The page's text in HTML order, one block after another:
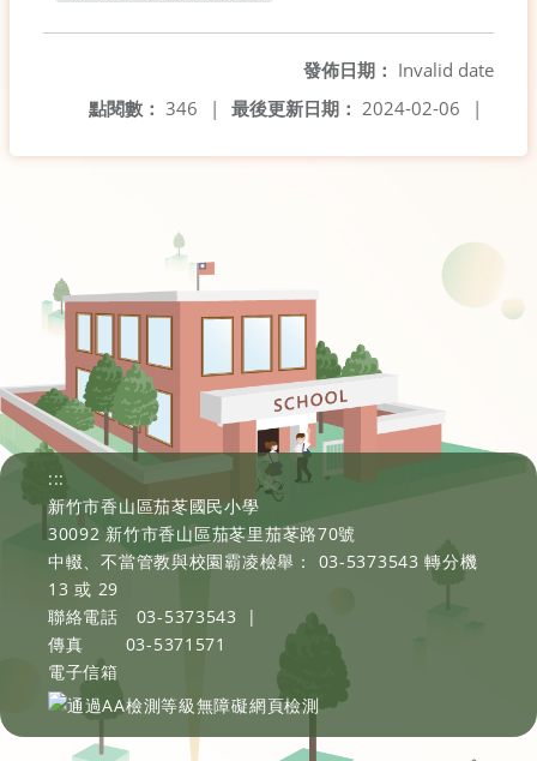
發佈日期： Invalid date
最後更新日期： 2024-02-06 |
點閱數： 346 |
:::
新竹市香山區茄苳國民小學
30092 新竹市香山區茄苳里茄苳路70號
中輟、不當管教與校園霸凌檢舉： 03-5373543 轉分機
13 或 29
聯絡電話
03-5373543
|
傳真
03-5371571
電子信箱